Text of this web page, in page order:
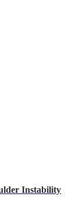
Instability